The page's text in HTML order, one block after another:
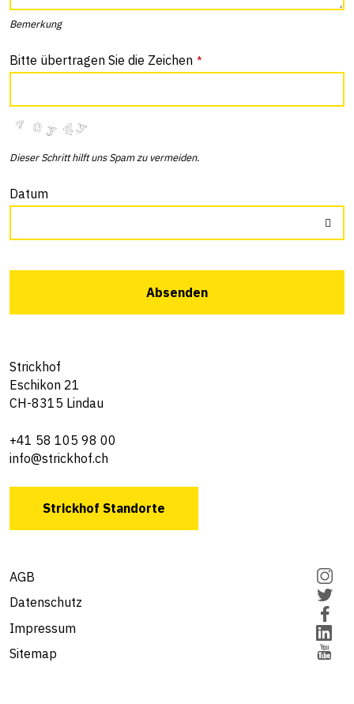
Bemerkung
Bitte übertragen Sie die Zeichen *
Dieser Schritt hilft uns Spam zu vermeiden.
Datum
Absenden
Strickhof
Eschikon 21
CH-8315 Lindau
+41 58 105 98 00
info@strickhof.ch
Strickhof Standorte
AGB
Datenschutz
Impressum
Sitemap